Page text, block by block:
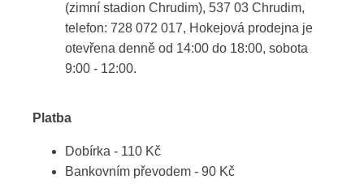
(zimní stadion Chrudim), 537 03 Chrudim,
telefon: 728 072 017, Hokejová prodejna je
otevřena denně od 14:00 do 18:00, sobota
9:00 - 12:00.
Platba
Dobírka - 110 Kč
Bankovním převodem - 90 Kč